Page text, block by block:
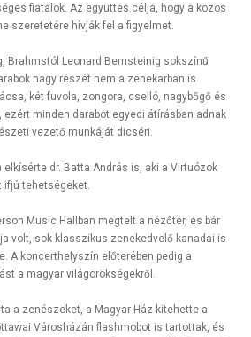
fiatalok. Az együttes célja, hogy a közös
szeretetére hívják fel a figyelmet.
Brahmstól Leonard Bernsteinig sokszínű
nagy részét nem a zenekarban is
két fuvola, zongora, cselló, nagybőgő és
ezért minden darabot egyedi átírásban adnak
vezető munkáját dicséri.
dr. Batta András is, aki a Virtuózok
tehetségeket.
Music Hallban megtelt a nézőtér, és bár
volt, sok klasszikus zenekedvelő kanadai is
A koncerthelyszín előterében pedig a
a magyar világörökségekről.
a zenészeket, a Magyar Ház kitehette a
Városházán flashmobot is tartottak, és